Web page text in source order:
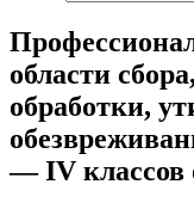
области
обработки,
— IV классов